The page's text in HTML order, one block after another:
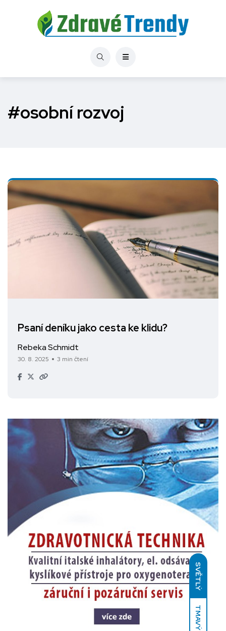
SVĚTLÝ
TMAVÝ
#osobní rozvoj
Psaní deníku jako cesta ke klidu?
Rebeka Schmidt
30. 8. 2025 3 min čtení